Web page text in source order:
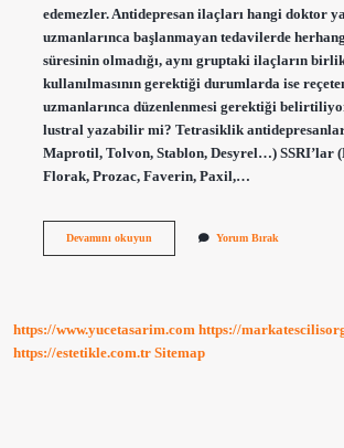
edemezler. Antidepresan ilaçları hangi doktor
uzmanlarınca başlanmayan tedavilerde
süresinin olmadığı, aynı gruptaki ilaçların
kullanılmasının gerektiği durumlarda ise
uzmanlarınca düzenlenmesi gerektiği
lustral yazabilir mi? Tetrasiklik
Maprotil, Tolvon, Stablon, Desyrel…) SSRI’lar
Florak, Prozac, Faverin, Paxil,…
Devamını okuyunLaroxyl
Yorum Bırak
https://www.yucetasarim.com https://
https://estetikle.com.tr Sitemap